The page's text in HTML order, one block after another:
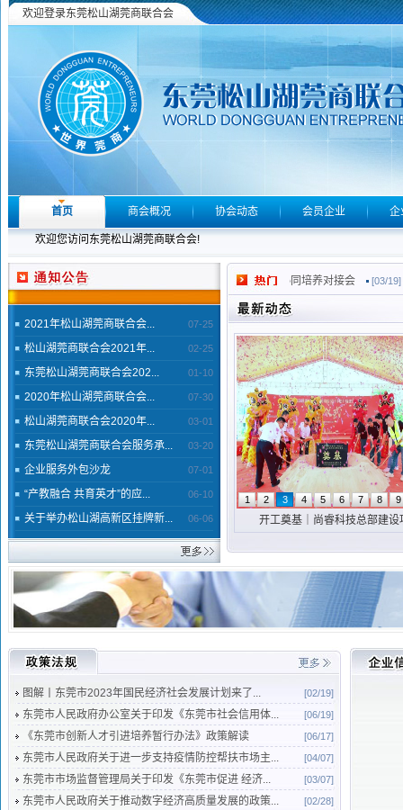
欢迎登录东莞松山湖莞商联合会
首页
欢迎您访问东莞松山湖莞商联合会!
商会概况 协会动态 会员企业 企
07-25
2021年松山湖莞商联合会...
02-25
松山湖莞商联合会2021年...
01-10
东莞松山湖莞商联合会202...
07-30
2020年松山湖莞商联合会...
03-01
松山湖莞商联合会2020年...
03-20
东莞松山湖莞商联合会服务承...
07-01
企业服务外包沙龙
06-10
“产教融合 共育英才”的应...
06-06
关于举办松山湖高新区挂牌新...
技有限公司 [06/10] “产教融合 共育英才”的应用型人才协同培养对接会 [03/19]
1 2 3 4 5 6 7 8 9
开工奠基｜尚睿科技总部建设
湾区新生代·同心筑未来 | 我会
图解丨东莞市2023年国民经济社会发展计划来了... [02/19]
东莞市人民政府办公室关于印发《东莞市社会信用体... [06/19]
《东莞市创新人才引进培养暂行办法》政策解读 [06/17]
东莞市人民政府关于进一步支持疫情防控帮扶市场主... [04/07]
东莞市市场监督管理局关于印发《东莞市促进 经济... [03/07]
东莞市人民政府关于推动数字经济高质量发展的政策... [02/28]